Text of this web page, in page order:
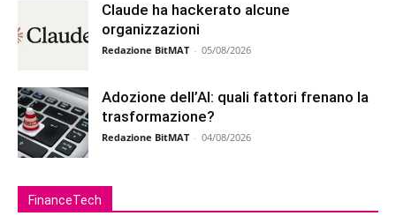
Claude ha hackerato alcune
organizzazioni
Redazione BitMAT - 05/08/2026
Adozione dell’AI: quali fattori frenano la
trasformazione?
Redazione BitMAT - 04/08/2026
FinanceTech